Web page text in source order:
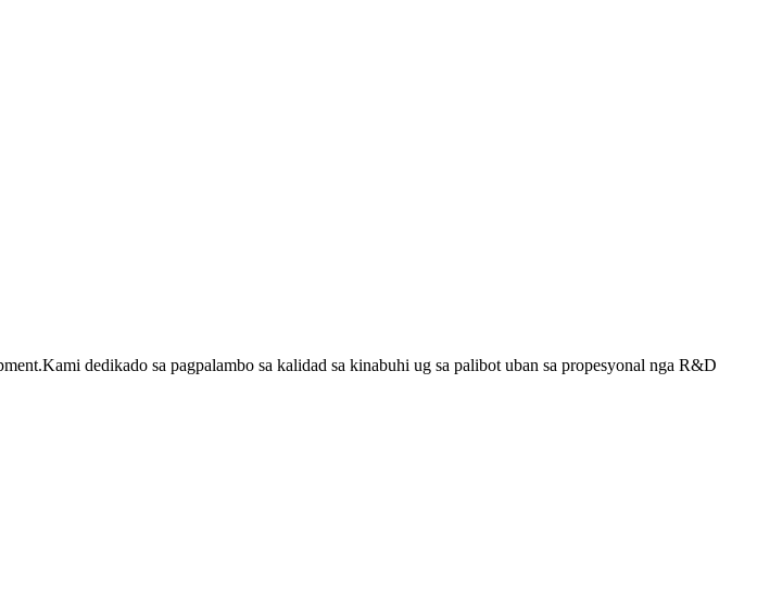
dedikado sa pagpalambo sa kalidad sa kinabuhi ug sa palibot uban sa propesyonal nga R&D